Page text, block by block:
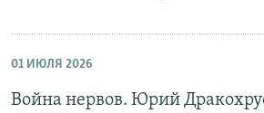
01 ИЮЛЯ 2026
Война нервов. Юрий